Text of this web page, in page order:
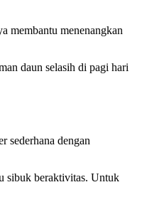
membantu menenangkan
daun selasih di pagi hari
sederhana dengan
sibuk beraktivitas. Untuk